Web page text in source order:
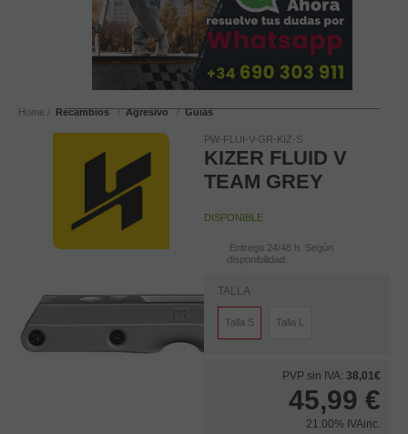
Home Recambios Agresivo Guias
PW-FLUI-V-GR-KIZ-S
KIZER FLUID V
TEAM GREY
DISPONIBLE
Entrega 24/48 h. Según
disponibilidad.
TALLA
Talla S Talla L
PVP sin IVA: 38,01€
45,99 €
21.00% IVAinc.